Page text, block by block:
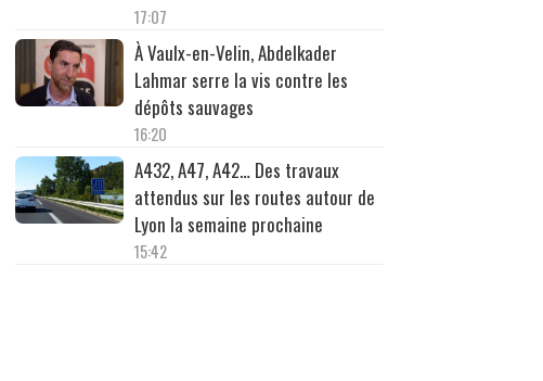
17:07
À Vaulx-en-Velin, Abdelkader
Lahmar serre la vis contre les
dépôts sauvages
16:20
A432, A47, A42… Des travaux
attendus sur les routes autour de
Lyon la semaine prochaine
15:42